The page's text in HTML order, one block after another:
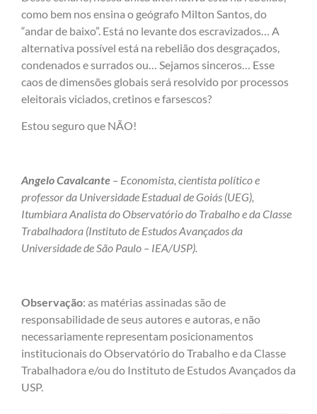
como bem nos ensina o geógrafo Milton Santos, do
“andar de baixo”. Está no levante dos escravizados… A
alternativa possível está na rebelião dos desgraçados,
condenados e surrados ou… Sejamos sinceros… Esse
caos de dimensões globais será resolvido por processos
eleitorais viciados, cretinos e farsescos?
Estou seguro que NÃO!
Angelo Cavalcante – Economista, cientista político e
professor da Universidade Estadual de Goiás (UEG),
Itumbiara Analista do Observatório do Trabalho e da Classe
Trabalhadora (Instituto de Estudos Avançados da
Universidade de São Paulo – IEA/USP).
Observação: as matérias assinadas são de
responsabilidade de seus autores e autoras, e não
necessariamente representam posicionamentos
institucionais do Observatório do Trabalho e da Classe
Trabalhadora e/ou do Instituto de Estudos Avançados da
USP.